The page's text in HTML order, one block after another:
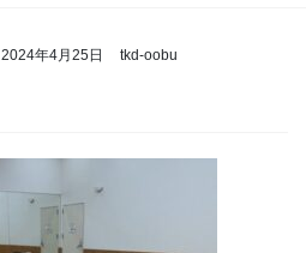
2024年4月25日 tkd-oobu